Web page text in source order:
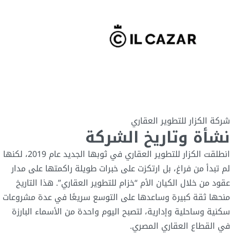
شركة الكزار للتطوير العقاري
نشأة وتاريخ الشركة
انطلقت الكزار للتطوير العقاري في ثوبها الجديد عام 2019، لكنها
لم تبدأ من فراغ، بل ارتكزت على خبرات طويلة راكمتها على مدار
عقود من خلال الكيان الأم “خزام للتطوير العقاري”. هذا التاريخ
منحها ثقة كبيرة وساعدها على التوسع سريعًا في عدة مشروعات
سكنية وساحلية وإدارية، لتصبح اليوم واحدة من الأسماء البارزة
في القطاع العقاري المصري.